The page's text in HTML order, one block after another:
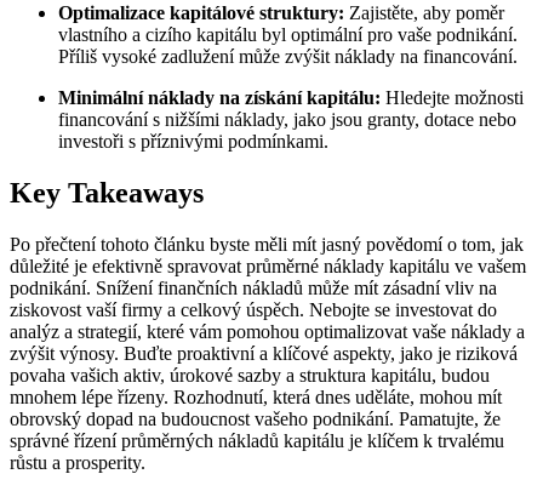
Optimalizace kapitálové struktury: Zajistěte, aby poměr
vlastního a cizího kapitálu byl optimální pro vaše podnikání.
Příliš vysoké zadlužení může zvýšit náklady na financování.
Minimální náklady na získání kapitálu: Hledejte možnosti
financování s nižšími náklady, jako jsou granty, dotace nebo
investoři s příznivými podmínkami.
Key Takeaways
Po přečtení tohoto článku byste měli mít jasný povědomí o tom, jak
důležité je efektivně spravovat průměrné náklady kapitálu ve vašem
podnikání. Snížení finančních nákladů může mít zásadní vliv na
ziskovost vaší firmy a celkový úspěch. Nebojte se investovat do
analýz a strategií, které vám pomohou optimalizovat vaše náklady a
zvýšit výnosy. Buďte proaktivní a klíčové aspekty, jako je riziková
povaha vašich aktiv, úrokové sazby a struktura kapitálu, budou
mnohem lépe řízeny. Rozhodnutí, která dnes uděláte, mohou mít
obrovský dopad na budoucnost vašeho podnikání. Pamatujte, že
správné řízení průměrných nákladů kapitálu je klíčem k trvalému
růstu a prosperity.